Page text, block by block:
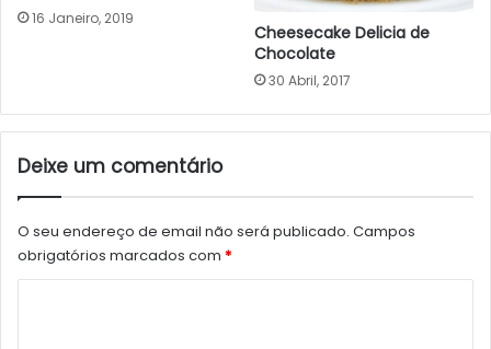
16 Janeiro, 2019
Cheesecake Delicia de
Chocolate
30 Abril, 2017
Deixe um comentário
O seu endereço de email não será publicado. Campos
obrigatórios marcados com *